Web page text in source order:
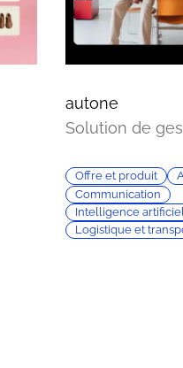
autone
Solution de
Offre et produit
Communication
Intelligence
Logistique et